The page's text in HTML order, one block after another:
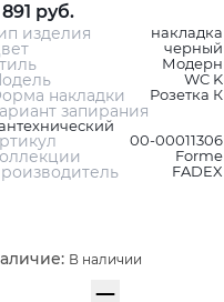
руб.
изделия накладка
черный
Модерн
WC K
накладки Розетка К
запирания
00-00011306
Forme
FADEX
В наличии